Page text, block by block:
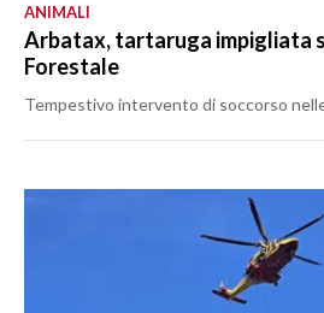
ANIMALI
Arbatax, tartaruga impigliata
Forestale
Tempestivo intervento di soccorso